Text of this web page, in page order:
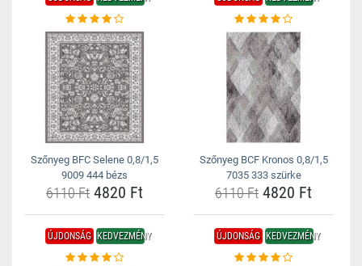
Szőnyeg BFC Selene 0,8/1,5
9009 444 bézs
6110 Ft 4820 Ft
Szőnyeg BCF Kronos 0,8/1,5
7035 333 szürke
6110 Ft 4820 Ft
ÚJDONSÁG KEDVEZMÉNY ÚJDONSÁG KEDVEZMÉNY